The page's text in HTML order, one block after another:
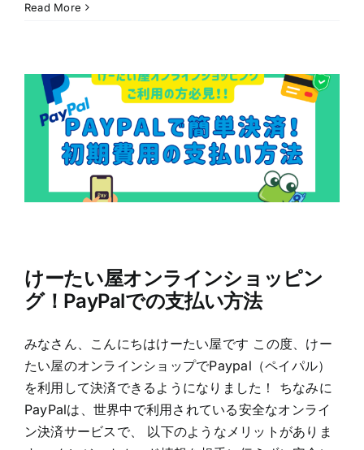
Read More
けーたい屋オンラインショッピン
グ！PayPalでの支払い方法
みなさん、こんにちはけーたい屋です この度、けー
たい屋のオンラインショップでPaypal（ペイパル）
を利用して決済できるようになりました！ ちなみに
PayPalは、世界中で利用されている安全なオンライ
ン決済サービスで、 以下のようなメリットがありま